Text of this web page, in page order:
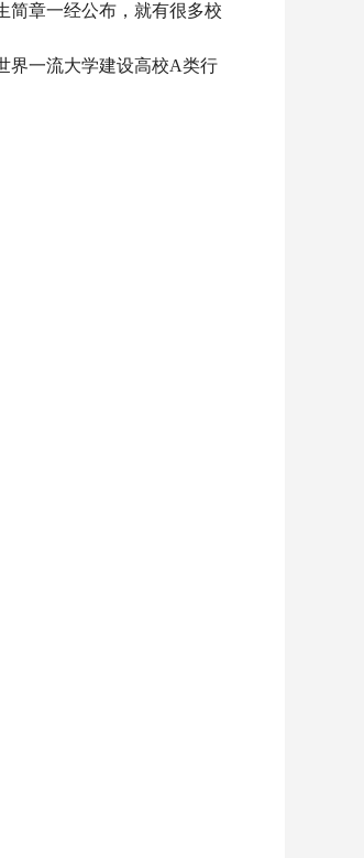
简章一经公布，就有很多校
界一流大学建设高校A类行